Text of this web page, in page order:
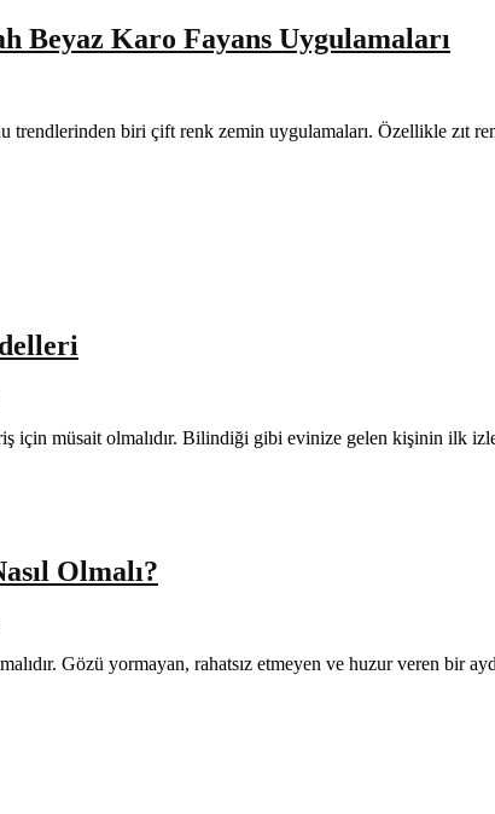
Beyaz Karo Fayans Uygulamaları
trendlerinden biri çift renk zemin uygulamaları. Özellikle zıt
için müsait olmalıdır. Bilindiği gibi evinize gelen kişinin ilk
Olmalı?
Gözü yormayan, rahatsız etmeyen ve huzur veren bir